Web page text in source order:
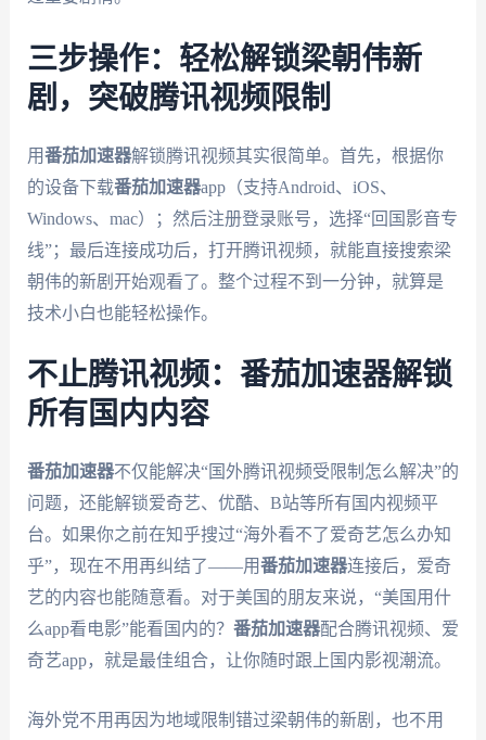
三步操作：轻松解锁梁朝伟新
剧，突破腾讯视频限制
用番茄加速器解锁腾讯视频其实很简单。首先，根据你
的设备下载番茄加速器app（支持Android、iOS、
Windows、mac）；然后注册登录账号，选择“回国影音专
线”；最后连接成功后，打开腾讯视频，就能直接搜索梁
朝伟的新剧开始观看了。整个过程不到一分钟，就算是
技术小白也能轻松操作。
不止腾讯视频：番茄加速器解锁
所有国内内容
番茄加速器不仅能解决“国外腾讯视频受限制怎么解决”的
问题，还能解锁爱奇艺、优酷、B站等所有国内视频平
台。如果你之前在知乎搜过“海外看不了爱奇艺怎么办知
乎”，现在不用再纠结了——用番茄加速器连接后，爱奇
艺的内容也能随意看。对于美国的朋友来说，“美国用什
么app看电影”能看国内的？ 番茄加速器配合腾讯视频、爱
奇艺app，就是最佳组合，让你随时跟上国内影视潮流。
海外党不用再因为地域限制错过梁朝伟的新剧，也不用